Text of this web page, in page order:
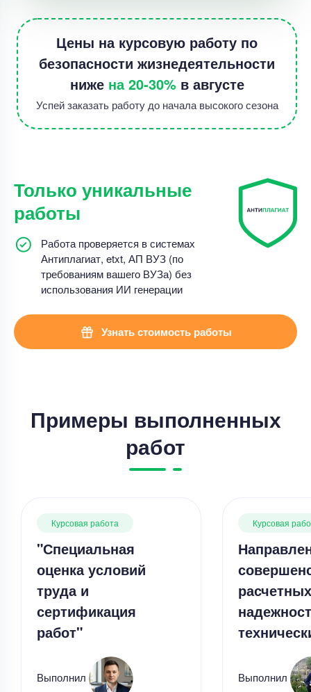
Цены на курсовую работу по
безопасности жизнедеятельности
ниже на 20-30%в августе
Успей заказать работу до начала высокого сезона
Только уникальные
работы
Работа проверяется в системах
Антиплагиат, etxt, АП ВУЗ (по
требованиям вашего ВУЗа) без
использования ИИ генерации
Узнать стоимость работы
Примеры выполненных
работ
Курсовая работа
"Специальная
оценка условий
труда и
сертификация
работ"
Выполнил
Курсовая
Выполнил
Курсовая работа